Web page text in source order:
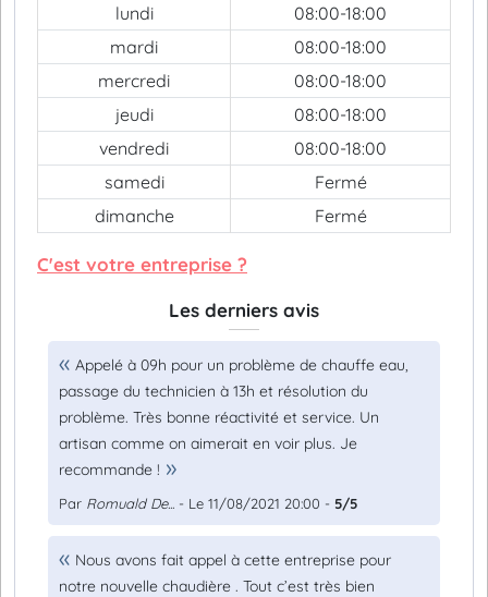
lundi
08:00-18:00
mardi
08:00-18:00
mercredi
08:00-18:00
jeudi
08:00-18:00
vendredi
08:00-18:00
samedi
Fermé
dimanche
Fermé
C'est votre entreprise ?
Les derniers avis
Appelé à 09h pour un problème de chauffe eau,
passage du technicien à 13h et résolution du
problème. Très bonne réactivité et service. Un
artisan comme on aimerait en voir plus. Je
recommande !
Par Romuald De... - Le 11/08/2021 20:00 - 5/5
Nous avons fait appel à cette entreprise pour
notre nouvelle chaudière . Tout c’est très bien